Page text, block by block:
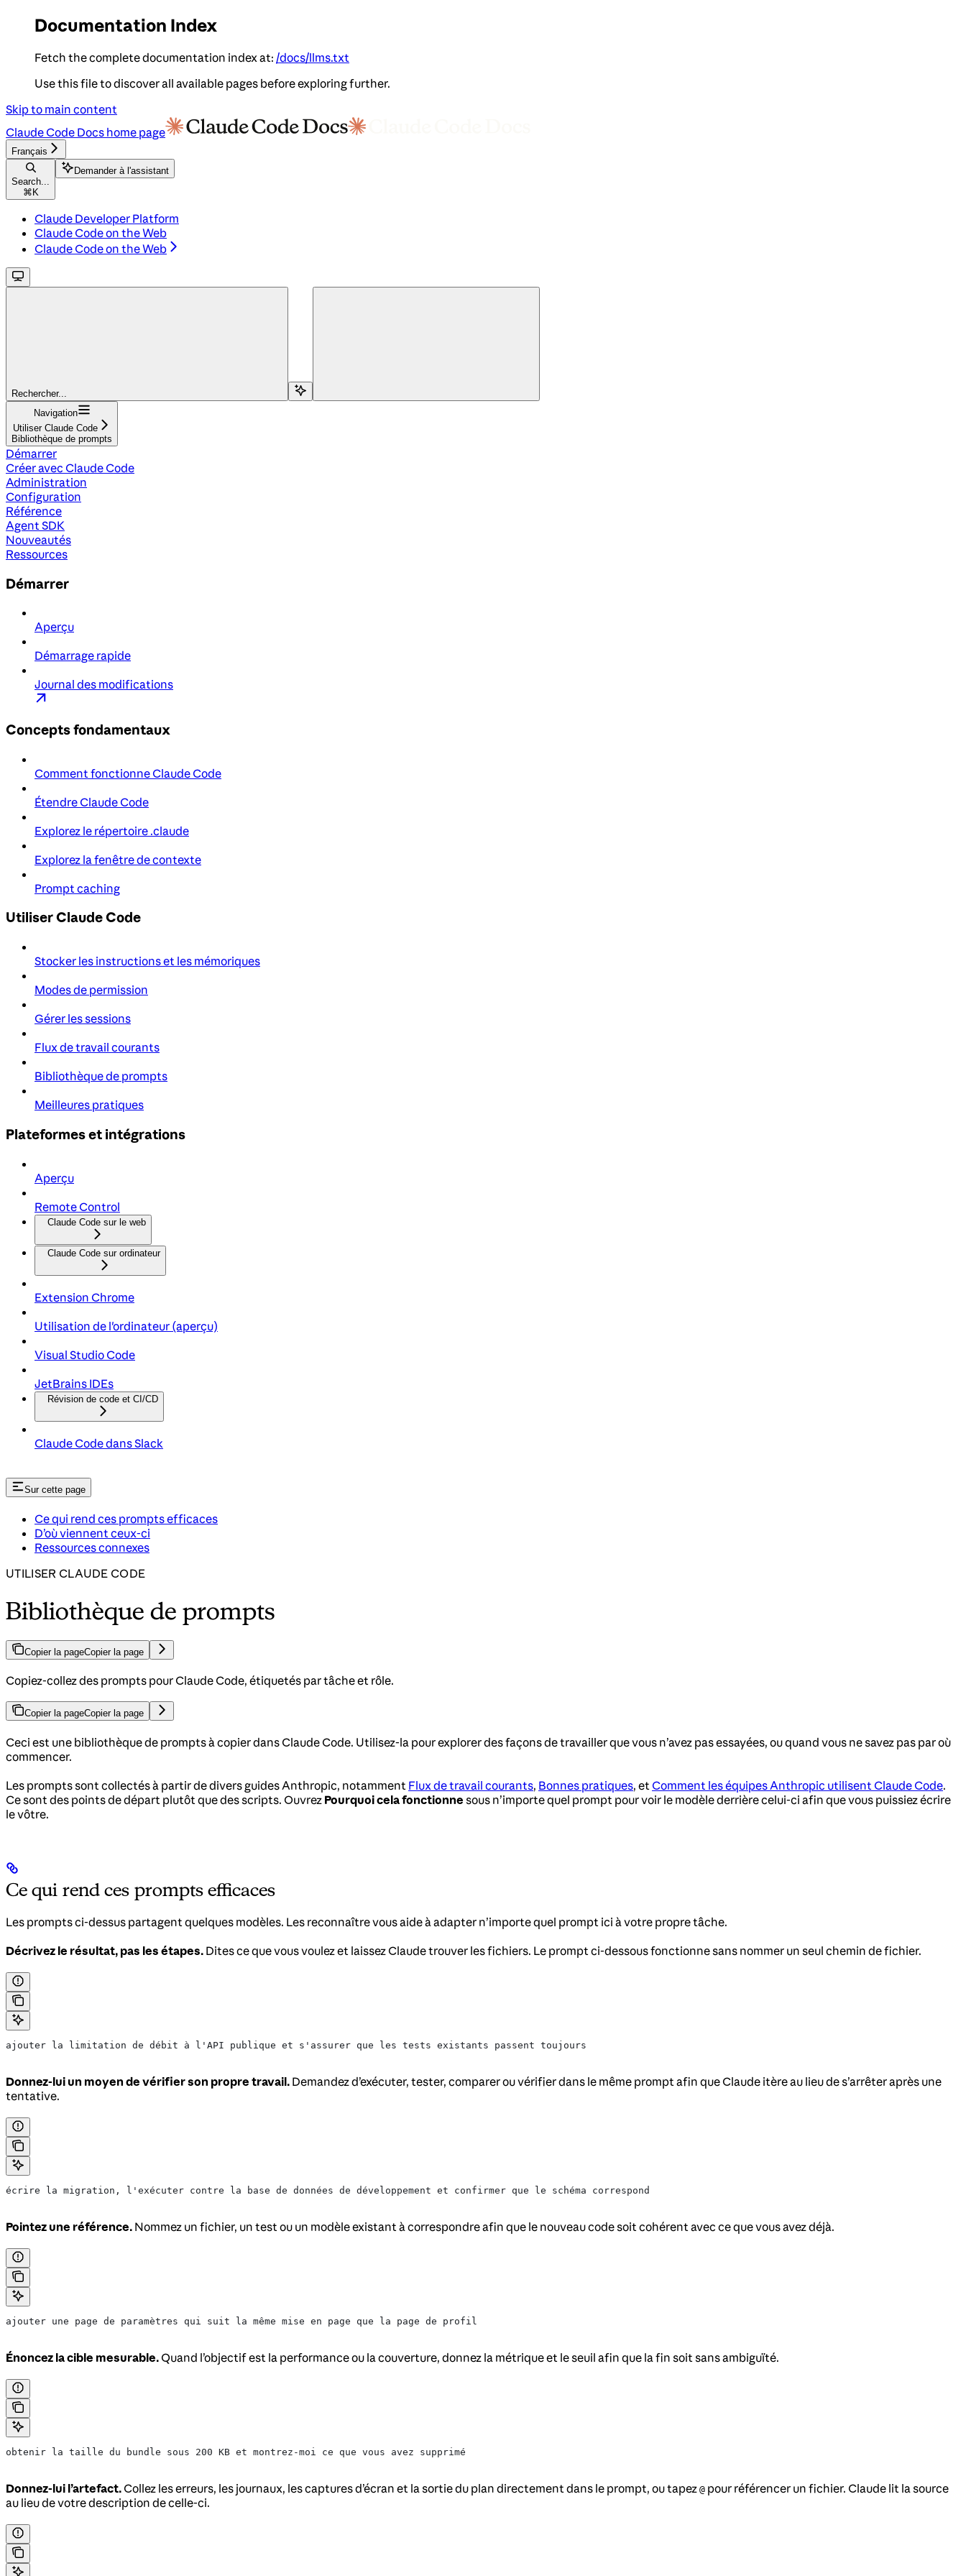
Documentation Index
Fetch the complete documentation index at: /docs/llms.txt
Use this file to discover all available pages before exploring further.
Skip to main content
Claude Code Docs home page
Français
Search...
⌘ K
Demander à l'assistant
Claude Developer Platform
Claude Code on the Web
Claude Code on the Web
Rechercher...
Navigation
Utiliser Claude Code
Bibliothèque de prompts
Démarrer
Créer avec Claude Code
Administration
Configuration
Référence
Agent SDK
Nouveautés
Ressources
Démarrer
Aperçu
Démarrage rapide
Journal des modifications
Concepts fondamentaux
Comment fonctionne Claude Code
Étendre Claude Code
Explorez le répertoire .claude
Explorez la fenêtre de contexte
Prompt caching
Utiliser Claude Code
Stocker les instructions et les mémoriques
Modes de permission
Gérer les sessions
Flux de travail courants
Bibliothèque de prompts
Meilleures pratiques
Plateformes et intégrations
Aperçu
Remote Control
Claude Code sur le web
Claude Code sur ordinateur
Extension Chrome
Utilisation de l'ordinateur (aperçu)
Visual Studio Code
JetBrains IDEs
Révision de code et CI/CD
Claude Code dans Slack
Sur cette page
Ce qui rend ces prompts efficaces
D’où viennent ceux-ci
Ressources connexes
UTILISER CLAUDE CODE
Bibliothèque de prompts
Copier la pageCopier la page
Copiez-collez des prompts pour Claude Code, étiquetés par tâche et rôle.
Copier la pageCopier la page
Ceci est une bibliothèque de prompts à copier dans Claude Code. Utilisez-la pour explorer des façons de travailler que vous n’avez pas essayées, ou quand vous ne savez pas par où
commencer.
Les prompts sont collectés à partir de divers guides Anthropic, notamment Flux de travail courants, Bonnes pratiques, etComment les équipes Anthropic utilisent Claude Code.
Ce sont des points de départ plutôt que des scripts. Ouvrez Pourquoi cela fonctionne sous n’importe quel prompt pour voir le modèle derrière celui-ci afin que vous puissiez écrire
le vôtre.
Ce qui rend ces prompts efficaces
Les prompts ci-dessus partagent quelques modèles. Les reconnaître vous aide à adapter n’importe quel prompt ici à votre propre tâche.
Décrivez le résultat, pas les étapes. Dites ce que vous voulez et laissez Claude trouver les fichiers. Le prompt ci-dessous fonctionne sans nommer un seul chemin de fichier.
ajouter la limitation de débit à l'API publique et s'assurer que les tests existants passent toujours
Donnez-lui un moyen de vérifier son propre travail. Demandez d’exécuter, tester, comparer ou vérifier dans le même prompt afin que Claude itère au lieu de s’arrêter après une
tentative.
écrire la migration, l'exécuter contre la base de données de développement et confirmer que le schéma correspond
Pointez une référence. Nommez un fichier, un test ou un modèle existant à correspondre afin que le nouveau code soit cohérent avec ce que vous avez déjà.
ajouter une page de paramètres qui suit la même mise en page que la page de profil
Énoncez la cible mesurable.Quand l’objectif est la performance ou la couverture, donnez la métrique et le seuil afin que la fin soit sans ambiguïté.
obtenir la taille du bundle sous 200 KB et montrez-moi ce que vous avez supprimé
Donnez-lui l’artefact.Collez les erreurs, les journaux, les captures d’écran et la sortie du plan directement dans le prompt, ou tapez @ pour référencer un fichier. Claude lit la source
au lieu de votre description de celle-ci.